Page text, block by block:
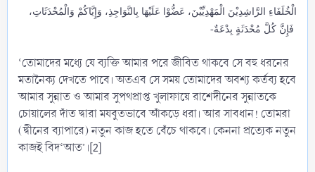
الْخُلَفَاءِ الرَّاشِدِيْنَ الْمَهْدِيِّيْنَ، عَضُّوْا عَلَيْهَا بِالنَّوَاجِذِ، وَإِيَّاكُمْ وَالْمُحْدَثَاتِ،
‘তোমাদের মধ্যে যে ব্যক্তি আমার পরে জীবিত থাকবে সে বহু ধরনের
মতানৈক্য দেখতে পাবে। অতএব সে সময় তোমাদের অবশ্য কর্তব্য হবে
আমার সুন্নাত ও আমার সুপথপ্রাপ্ত খুলাফায়ে রাশেদীনের সুন্নাতকে
চোয়ালের দাঁত দ্বারা মযবুতভাবে অাঁকড়ে ধরা। আর সাবধান! তোমরা
(দ্বীনের ব্যাপারে) নতুন কাজ হতে বেঁচে থাকবে। কেননা প্রত্যেক নতুন
কাজই বিদ‘আত’।[2]